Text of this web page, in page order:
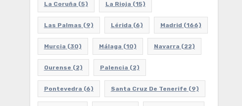
La Coruña (5) La Rioja (15)
Las Palmas (9) Lérida (6) Madrid (166)
Murcia (30) Málaga (10) Navarra (22)
Ourense (2) Palencia (2)
Pontevedra (6) Santa Cruz De Tenerife (9)